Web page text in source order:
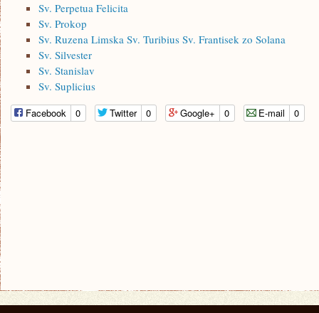
Sv. Perpetua Felicita
Sv. Prokop
Sv. Ruzena Limska Sv. Turibius Sv. Frantisek zo Solana
Sv. Silvester
Sv. Stanislav
Sv. Suplicius
Facebook 0 Twitter 0 Google+ 0 E-mail 0